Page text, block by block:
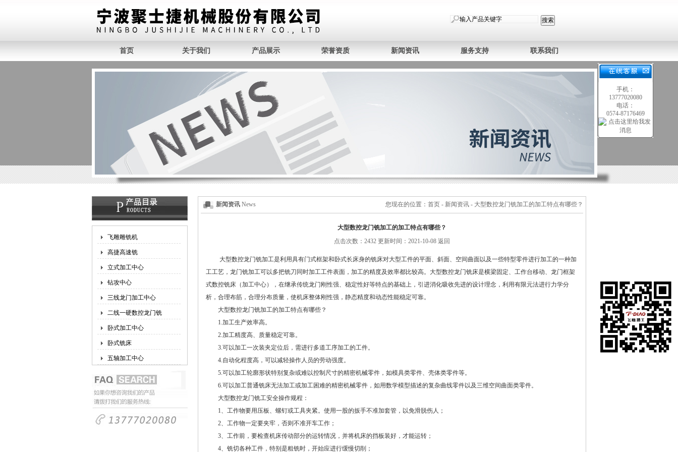
首页 关于我们 产品展示 荣誉资质 新闻资讯 服务支持 联系我们
飞雕雕铣机
高捷高速铣
立式加工中心
钻攻中心
三线龙门加工中心
二线一硬数控龙门铣
卧式加工中心
卧式铣床
五轴加工中心
新闻资讯 News 您现在的位置： 首页 - 新闻资讯 - 大型数控龙门铣加工的加工特点有哪些？
大型数控龙门铣加工的加工特点有哪些？
点击次数：2432 更新时间：2021-10-08 返回
大型数控龙门铣加工是利用具有门式框架和卧式长床身的铣床对大型工件的平面、斜面、空间曲面以及一些特型零件进行加工的一种加
工工艺，龙门铣加工可以多把铣刀同时加工工件表面，加工的精度及效率都比较高。大型数控龙门铣床是横梁固定、工作台移动、龙门框架
式数控铣床（加工中心），在继承传统龙门刚性强、稳定性好等特点的基础上，引进消化吸收先进的设计理念，利用有限元法进行力学分
析，合理布筋，合理分布质量，使机床整体刚性强，静态精度和动态性能稳定可靠。
大型数控龙门铣加工的加工特点有哪些？
1.加工生产效率高。
2.加工精度高、质量稳定可靠。
3.可以加工一次装夹定位后，需进行多道工序加工的工件。
4.自动化程度高，可以减轻操作人员的劳动强度。
5.可以加工轮廓形状特别复杂或难以控制尺寸的精密机械零件，如模具类零件、壳体类零件等。
6.可以加工普通铣床无法加工或加工困难的精密机械零件，如用数学模型描述的复杂曲线零件以及三维空间曲面类零件。
大型数控龙门铣工安全操作规程：
1、工作物要用压板、螺钉或工具夹紧。使用一股的扳手不准加套管，以免滑脱伤人；
2、工作物一定要夹牢，否则不准开车工作；
3、工作前，要检查机床传动部分的运转情况，并将机床的挡板装好，才能运转；
4、铣切各种工件，特别是粗铣时，开始应进行缓慢切削；
手机：
13777020080
电话：
0574-87176469